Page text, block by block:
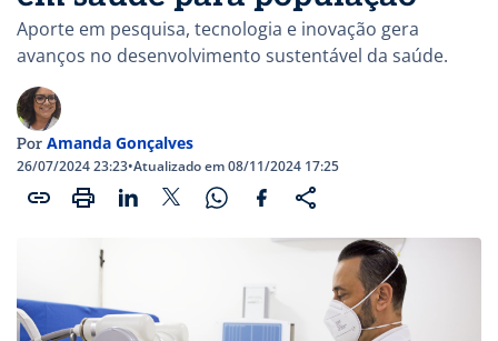
Aporte em pesquisa, tecnologia e inovação gera
avanços no desenvolvimento sustentável da saúde.
Por Amanda Gonçalves
26/07/2024 23:23•Atualizado em 08/11/2024 17:25